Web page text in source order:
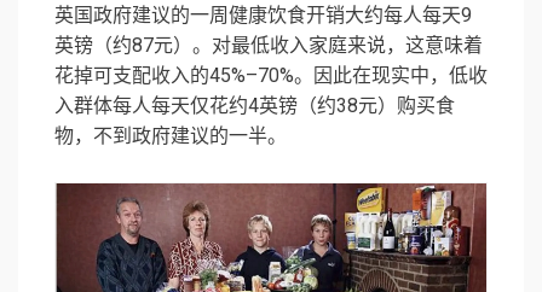
英国政府建议的一周健康饮食开销大约每人每天9
英镑（约87元）。对最低收入家庭来说，这意味着
花掉可支配收入的45%–70%。因此在现实中，低收
入群体每人每天仅花约4英镑（约38元）购买食
物，不到政府建议的一半。